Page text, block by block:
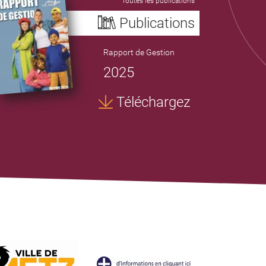
Publications
Rapport de Gestion
2025
Téléchargez